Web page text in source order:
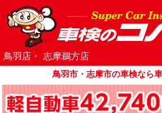
鳥羽店・ 志摩鵜方店
鳥羽市・志摩市の車検なら